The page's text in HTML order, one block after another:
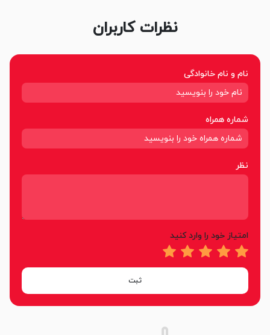
نظرات کاربران
نام و نام خانوادگی
شماره همراه
نظر
امتیاز خود را وارد کنید
ثبت